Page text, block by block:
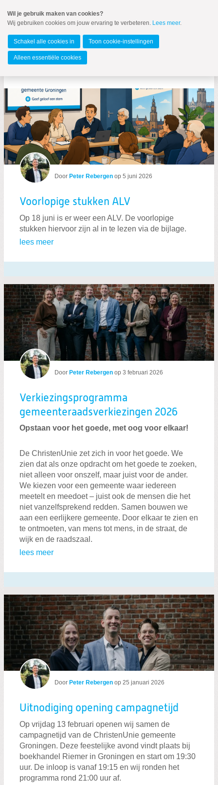
naar
Spring
de
inhoud
Spring
naar
Gemeente Groningen
MENU
Door Peter Rebergen op 5 juni 2026
Voorlopige stukken ALV
Op 18 juni is er weer een ALV. De voorlopige
stukken hiervoor zijn al in te lezen via de bijlage.
lees meer
Door Peter Rebergen op 3 februari 2026
Verkiezingsprogramma
gemeenteraadsverkiezingen 2026
Opstaan voor het goede, met oog voor elkaar!
De ChristenUnie zet zich in voor het goede. We
zien dat als onze opdracht om het goede te zoeken,
niet alleen voor onszelf, maar juist voor de ander.
We kiezen voor een gemeente waar iedereen
meetelt en meedoet – juist ook de mensen die het
niet vanzelfsprekend redden. Samen bouwen we
aan een eerlijkere gemeente. Door elkaar te zien en
te ontmoeten, van mens tot mens, in de straat, de
wijk en de raadszaal.
lees meer
Door Peter Rebergen op 25 januari 2026
Uitnodiging opening campagnetijd
Op vrijdag 13 februari openen wij samen de
campagnetijd van de ChristenUnie gemeente
Groningen. Deze feestelijke avond vindt plaats bij
boekhandel Riemer in Groningen en start om 19:30
uur. De inloop is vanaf 19:15 en wij ronden het
programma rond 21:00 uur af.
Wil je gebruik maken van cookies?
Wij gebruiken cookies om jouw ervaring te verbeteren. Lees meer.
Schakel alle cookies in Toon cookie-instellingen
Alleen essentiële cookies